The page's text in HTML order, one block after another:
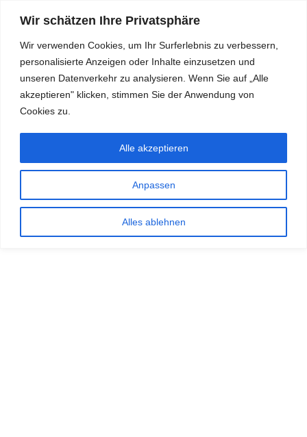
Wir schätzen Ihre Privatsphäre
Wir verwenden Cookies, um Ihr Surferlebnis zu verbessern,
personalisierte Anzeigen oder Inhalte einzusetzen und
unseren Datenverkehr zu analysieren. Wenn Sie auf „Alle
akzeptieren" klicken, stimmen Sie der Anwendung von
Cookies zu.
Anpassen
Alles ablehnen
Alle akzeptieren
RDKS.EXPERT
TESTS, EXPERTEN-TIPPS RUND UM DAS THEMA RDKS UND